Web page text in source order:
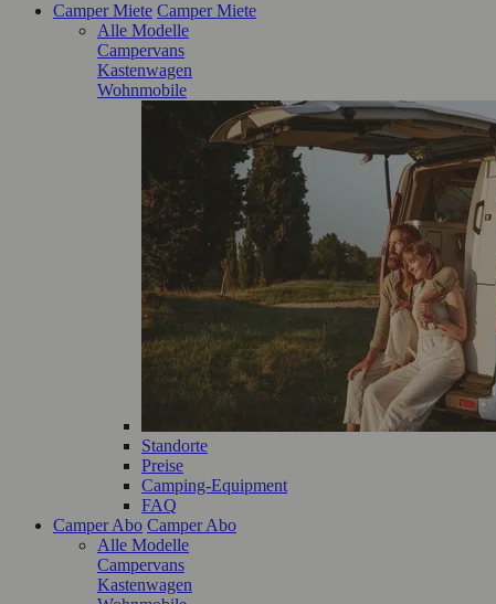
Camper Miete Camper Miete
Alle Modelle
Campervans
Kastenwagen
Wohnmobile
Standorte
Preise
Camping-Equipment
FAQ
Camper Abo Camper Abo
Alle Modelle
Campervans
Kastenwagen